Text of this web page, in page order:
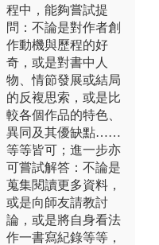
程中，能夠嘗試提
問：不論是對作者創
作動機與歷程的好
奇，或是對書中人
物、情節發展或結局
的反複思索，或是比
較各個作品的特色、
異同及其優缺點……
等等皆可；進一步亦
可嘗試解答：不論是
蒐集閱讀更多資料，
或是向師友請教討
論，或是將自身看法
作一書寫紀錄等等，